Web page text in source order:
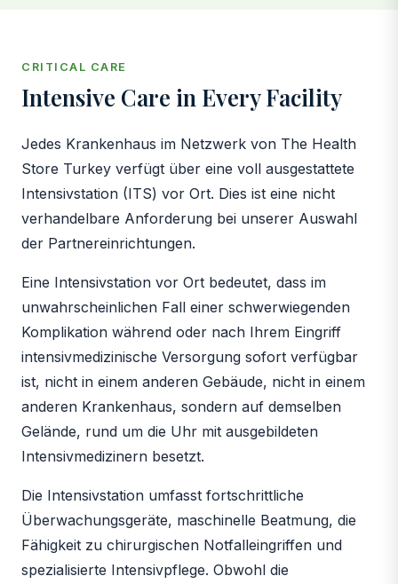
CRITICAL CARE
Intensive Care in Every Facility
Jedes Krankenhaus im Netzwerk von The Health
Store Turkey verfügt über eine voll ausgestattete
Intensivstation (ITS) vor Ort. Dies ist eine nicht
verhandelbare Anforderung bei unserer Auswahl
der Partnereinrichtungen.
Eine Intensivstation vor Ort bedeutet, dass im
unwahrscheinlichen Fall einer schwerwiegenden
Komplikation während oder nach Ihrem Eingriff
intensivmedizinische Versorgung sofort verfügbar
ist, nicht in einem anderen Gebäude, nicht in einem
anderen Krankenhaus, sondern auf demselben
Gelände, rund um die Uhr mit ausgebildeten
Intensivmedizinern besetzt.
Die Intensivstation umfasst fortschrittliche
Überwachungsgeräte, maschinelle Beatmung, die
Fähigkeit zu chirurgischen Notfalleingriffen und
spezialisierte Intensivpflege. Obwohl die